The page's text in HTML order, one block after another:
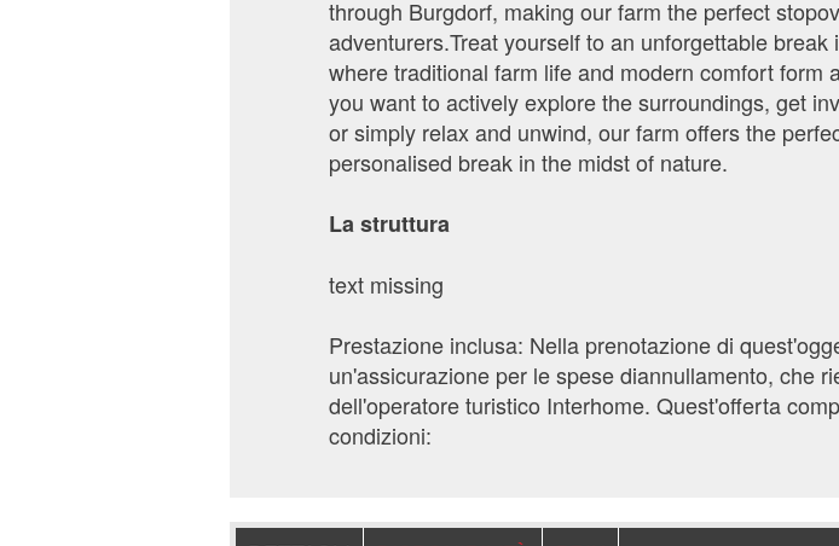
through Burgdorf, making our farm the perfect
adventurers.Treat yourself to an unforgettable
where traditional farm life and modern comfort form
you want to actively explore the surroundings, get
or simply relax and unwind, our farm offers the
personalised break in the midst of nature.
La struttura
text missing
Prestazione inclusa: Nella prenotazione di
un'assicurazione per le spese diannullamento, che
dell'operatore turistico Interhome. Quest'offerta
condizioni: